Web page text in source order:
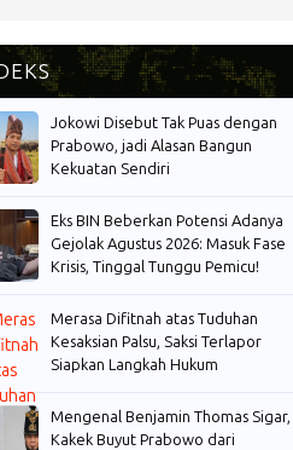
Jokowi Disebut Tak Puas dengan
Prabowo, jadi Alasan Bangun
Kekuatan Sendiri
Eks BIN Beberkan Potensi Adanya
Gejolak Agustus 2026: Masuk Fase
Krisis, Tinggal Tunggu Pemicu!
Merasa Difitnah atas Tuduhan
Kesaksian Palsu, Saksi Terlapor
Siapkan Langkah Hukum
Mengenal Benjamin Thomas Sigar,
Kakek Buyut Prabowo dari